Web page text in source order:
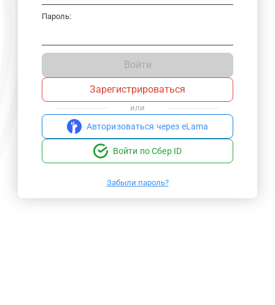
Пароль:
Войти
Зарегистрироваться
или
Авторизоваться через eLama
Войти по Сбер ID
Забыли пароль?